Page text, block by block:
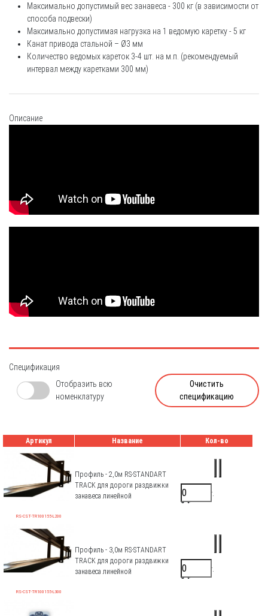
Максимально допустимый вес занавеса - 300 кг (в зависимости от
способа подвески)
Максимально допустимая нагрузка на 1 ведомую каретку - 5 кг
Канат привода стальной – Ø3 мм
Количество ведомых кареток 3-4 шт. на м.п. (рекомендуемый
интервал между каретками 300 мм)
Описание
Спецификация
Отобразить всю
номенклатуру
Очистить
спецификацию
Артикул Название Кол-во
RS-CST-TR100155-L200
Профиль - 2,0м RS-STANDART
TRACK для дороги раздвижки
занавеса линейной
5500 ₽/шт.
0 ₽
RS-CST-TR100155-L300
Профиль - 3,0м RS-STANDART
TRACK для дороги раздвижки
занавеса линейной
8250 ₽/шт.
0 ₽